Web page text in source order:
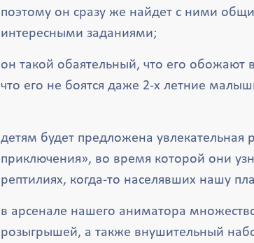
поэтому он сразу же найдет с ними
интересными заданиями;
он такой обаятельный, что его обожают
что его не боятся даже 2-х летние
детям будет предложена
приключения», во время которой они
рептилиях, когда-то населявших нашу
в арсенале нашего аниматора
розыгрышей, а также внушительный